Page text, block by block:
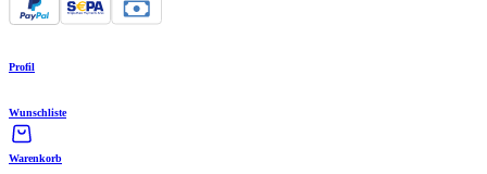
Profil
Wunschliste
Warenkorb